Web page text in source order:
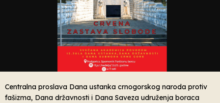
Centralna proslava Dana ustanka crnogorskog naroda protiv
fašizma, Dana državnosti i Dana Saveza udruženja boraca